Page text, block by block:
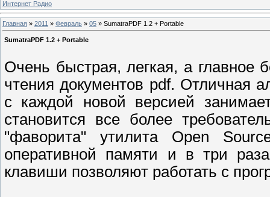
Интернет Радио
Главная » 2011 » Февраль » 05 » SumatraPDF 1.2 + Portable
SumatraPDF 1.2 + Portable
Очень быстрая, легкая, а главное
чтения документов pdf. Отличная
с каждой новой версией
становится все более
"фаворита" утилита Open
оперативной памяти и в три
клавиши позволяют работать с